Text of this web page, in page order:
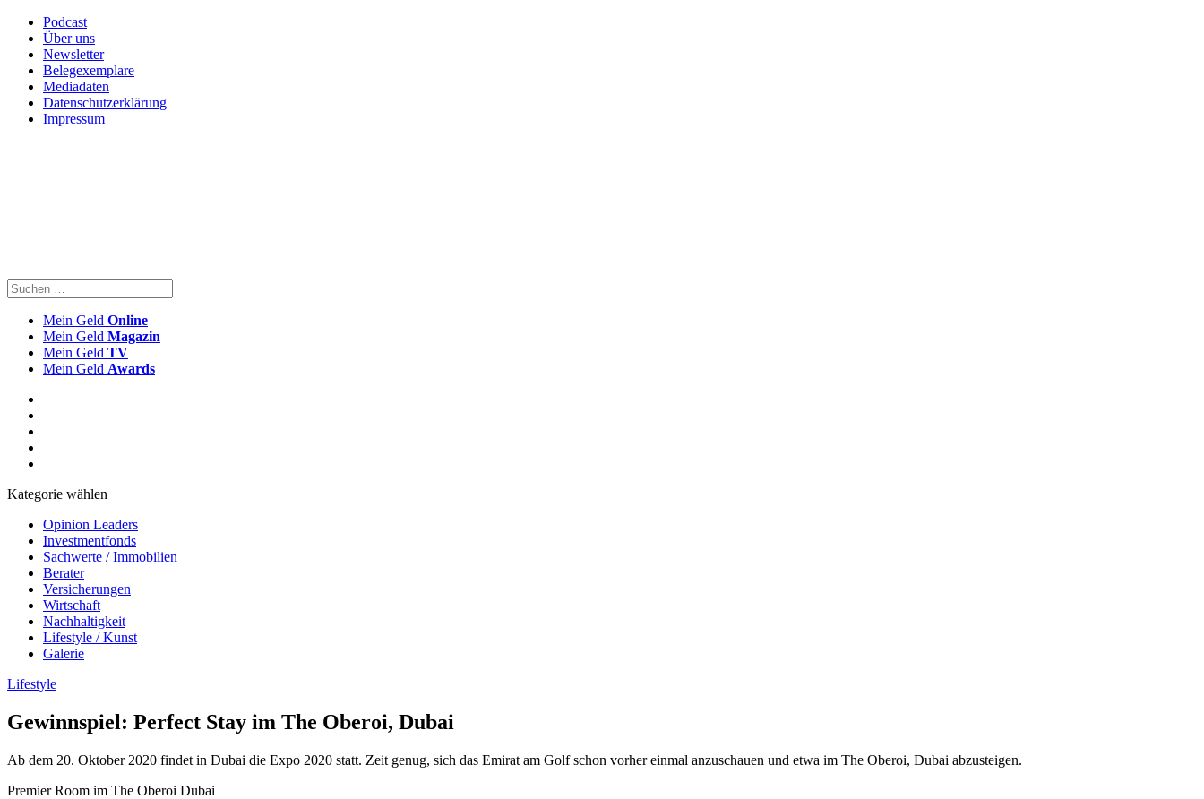
Podcast
Über uns
Newsletter
Belegexemplare
Mediadaten
Datenschutzerklärung
Impressum
Mein Geld Online
Mein Geld Magazin
Mein Geld TV
Mein Geld Awards
Kategorie wählen
Opinion Leaders
Investmentfonds
Sachwerte / Immobilien
Berater
Versicherungen
Wirtschaft
Nachhaltigkeit
Lifestyle / Kunst
Galerie
Lifestyle
Gewinnspiel: Perfect Stay im The Oberoi, Dubai
Ab dem 20. Oktober 2020 findet in Dubai die Expo 2020 statt. Zeit genug, sich das Emirat am Golf schon vorher einmal anzuschauen und etwa im The Oberoi, Dubai abzusteigen.
Premier Room im The Oberoi Dubai